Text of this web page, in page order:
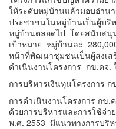
ให้ระดับหมู่บ้านแล้วมอบอำน
ประชาชนในหมู่บ้านเป็นผู้บริ
หมู่บ้านตลอดไป โดยสนับสนุ
เป้าหมาย หมู่บ้านละ
หน้าที่พัฒนาชุมชนเป็นผู้ส่งเ
ดำเนินงานโครงการ กข.คจ.
การบริหารเงินทุนโครงการ ก
การดำเนินงานโครงการ กข.
ด้วยการบริหารและการใช้จ่
พ.ศ. 2553 มีแนวทางการบริ